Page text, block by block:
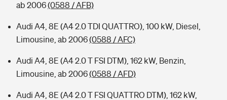
ab 2006(0588 / AFB)
Audi A4, 8E (A4 2.0 TDI QUATTRO), 100 kW, Diesel,
Limousine, ab 2006(0588 / AFC)
Audi A4, 8E (A4 2.0 T FSI DTM), 162 kW, Benzin,
Limousine, ab 2006(0588 / AFD)
Audi A4, 8E (A4 2.0 T FSI QUATTRO DTM), 162 kW,